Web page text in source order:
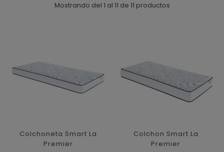
Mostrando del 1 al 11 de 11 productos
Colchoneta Smart La
Premier
Colchon Smart La
Premier